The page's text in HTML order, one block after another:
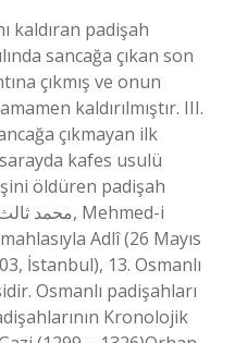
kaldıran padişah
sancağa çıkan son
çıkmış ve onun
kaldırılmıştır. III.
çıkmayan ilk
kafes usulü
öldüren padişah
Adlî (26 Mayıs
İstanbul), 13. Osmanlı
Osmanlı padişahları
Kronolojik